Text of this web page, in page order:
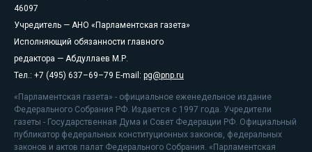
46097
Учредитель — АНО «Парламентская газета»
Исполняющий обязанности главного
редактора — Абдуллаев М.Р.
Тел.: +7 (495) 637–69–79 E-mail: pg@pnp.ru
«Парламентская газета» - официальное еженедельное издание
Федерального Собрания РФ. Издается с 1997 года. Учредители
газеты - Государственная Дума и Совет Федерации РФ. Официальный
публикатор федеральных конституционных законов, федеральных
законов и актов палат Федерального Собрания. «Парламентская